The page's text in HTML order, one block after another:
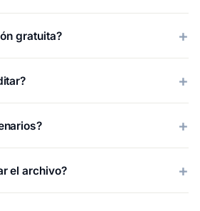
gratuita?
el archivo?